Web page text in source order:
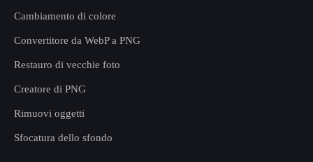
Cambiamento di colore
Convertitore da WebP a PNG
Restauro di vecchie foto
Creatore di PNG
Rimuovi oggetti
Sfocatura dello sfondo